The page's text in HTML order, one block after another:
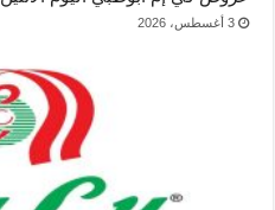
3 أغسطس، 2026